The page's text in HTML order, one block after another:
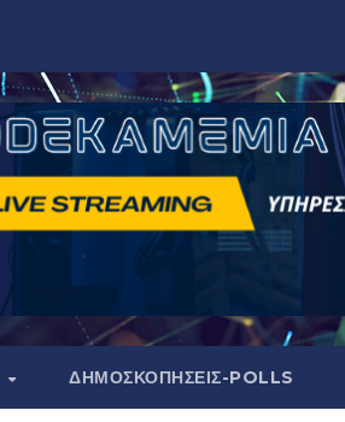
ΔΗΜΟΣΚΟΠΉΣΕΙΣ-POLLS